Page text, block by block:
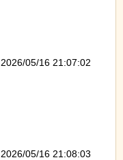
05/16 21:07:02
05/16 21:08:03